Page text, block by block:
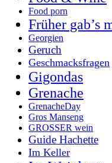
Food porn
Früher gab’s
Georgien
Geruch
Geschmacksfragen
Gigondas
Grenache
GrenacheDay
Gros Manseng
GROSSER wein
Guide Hachette
Im Keller